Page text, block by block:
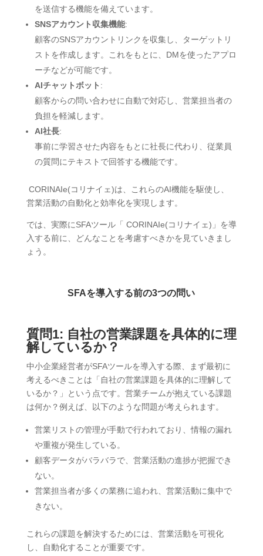
を送信する機能を備えています。
SNSアカウント収集機能:
顧客のSNSアカウントリンクを収集し、ターゲットリ
ストを作成します。これをもとに、DMを使ったアプロ
ーチなどが可能です。
AIチャットボット :
顧客からの問い合わせに自動で対応し、営業担当者の
負担を軽減します。
AI社長:
事前に学習させた内容をもとに社長に代わり、従業員
の質問にテキストで回答する機能です。
CORINAIe(コリナイェ)は、これらのAI機能を駆使し、
営業活動の自動化と効率化を実現します。
では、実際にSFAツール「 CORINAIe(コリナイェ)」を導
入する前に、どんなことを考慮すべきかを見ていきまし
ょう。
SFAを導入する前の3つの問い
質問1: 自社の営業課題を具体的に理
解しているか？
中小企業経営者がSFAツールを導入する際、まず最初に
考えるべきことは「自社の営業課題を具体的に理解して
いるか？」という点です。営業チームが抱えている課題
は何か？例えば、以下のような問題が考えられます。
営業リストの管理が手動で行われており、情報の漏れ
や重複が発生している。
顧客データがバラバラで、営業活動の進捗が把握でき
ない。
営業担当者が多くの業務に追われ、営業活動に集中で
きない。
これらの課題を解決するためには、営業活動を可視化
し、自動化することが重要です。